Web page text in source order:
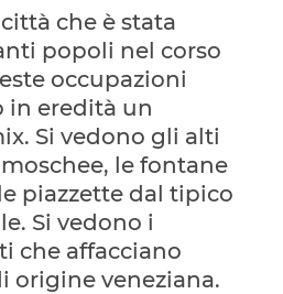
che è stata
popoli nel corso
occupazioni
in eredità un
Si vedono gli alti
le fontane
piazzette dal tipico
Si vedono i
che affacciano
origine veneziana.